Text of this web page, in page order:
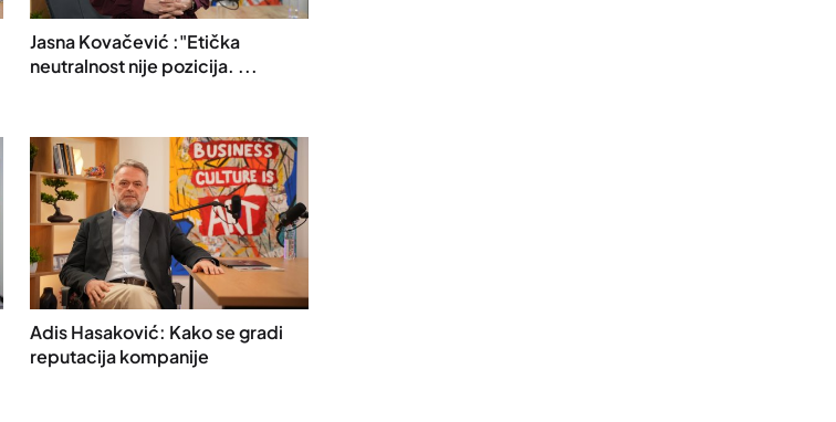
Jasna Kovačević :"Etička
neutralnost nije pozicija. ...
Adis Hasaković: Kako se gradi
reputacija kompanije